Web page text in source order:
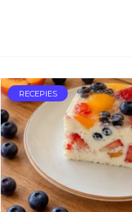
RECEPIES